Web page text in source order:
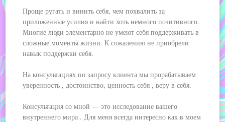
Проще ругать и винить себя, чем похвалить за
приложенные усилия и найти хоть немного позитивного.
Многие люди элементарно не умеют себя поддерживать в
сложные моменты жизни. К сожалению не приобрели
навык поддержки себя.
На консультациях по запросу клиента мы прорабатываем
уверенность , достоинство, ценность себя , веру в себя.
Консультация со мной — это исследование вашего
внутреннего мира . Для меня всегда интересно как в моем